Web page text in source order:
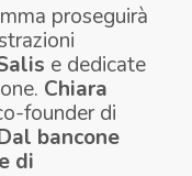
proseguirà
e dedicate
Chiara
founder di
bancone
di